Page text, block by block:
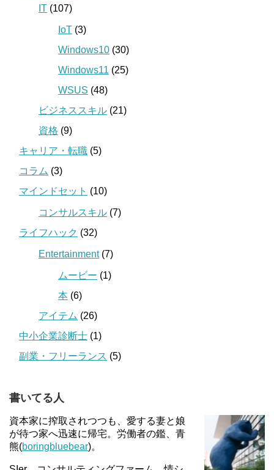
IT (107)
IoT (3)
Windows10 (30)
Windows11 (25)
WSUS (48)
ビジネススキル (21)
資格 (9)
キャリア・転職 (5)
コラム (3)
マインドセット (10)
コンサルスキル (7)
ライフハック (32)
Entertainment(7)
ムービー (1)
本 (6)
アイテム (26)
中小企業診断士 (1)
副業・フリーランス (5)
書いてる人
資本家に搾取されつつも、愛する妻と娘
が待つ家へ迅速に帰宅。労働者の鑑、青
熊(boringbluebear)。